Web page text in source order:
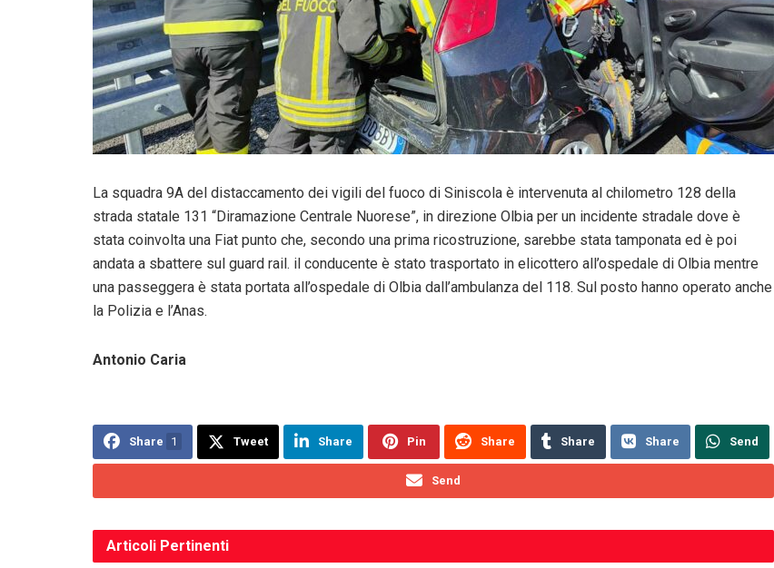
La squadra 9A del distaccamento dei vigili del fuoco di Siniscola è intervenuta al chilometro 128 della
strada statale 131 “Diramazione Centrale Nuorese”, in direzione Olbia per un incidente stradale dove è
stata coinvolta una Fiat punto che, secondo una prima ricostruzione, sarebbe stata tamponata ed è poi
andata a sbattere sul guard rail. il conducente è stato trasportato in elicottero all’ospedale di Olbia mentre
una passeggera è stata portata all’ospedale di Olbia dall’ambulanza del 118. Sul posto hanno operato anche
la Polizia e l’Anas.
Antonio Caria
Share 1 Tweet Share Pin Share Share Share Send
Send
Articoli Pertinenti